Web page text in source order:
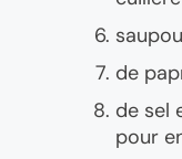
de
de sel
pour